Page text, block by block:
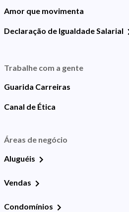
Amor que movimenta
Declaração de Igualdade Salarial
Trabalhe com a gente
Guarida Carreiras
Canal de Ética
Áreas de negócio
Aluguéis
Vendas
Condomínios